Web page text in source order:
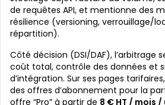
de requêtes API, et mentionne des
résilience (versioning, verrouillage/
répartition).
Côté décision (DSI/DAF), l’arbitrage
coût total, contrôle des données et
d’intégration. Sur ses pages
des offres d’abonnement pour la
offre “Pro” à partir de 8 € HT / mois